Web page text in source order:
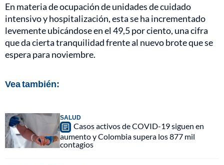
En materia de ocupación de unidades de cuidado
intensivo y hospitalización, esta se ha incrementado
levemente ubicándose en el 49,5 por ciento, una cifra
que da cierta tranquilidad frente al nuevo brote que se
espera para noviembre.
Vea también:
SALUD
Casos activos de COVID-19 siguen en
aumento y Colombia supera los 877 mil
contagios